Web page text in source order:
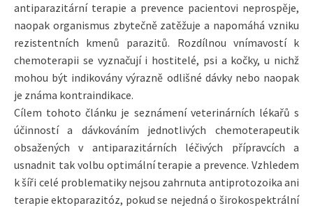
antiparazitární terapie a prevence pacientovi neprospěje,
naopak organismus zbytečně zatěžuje a napomáhá vzniku
rezistentních kmenů parazitů. Rozdílnou vnímavostí k
chemoterapii se vyznačují i hostitelé, psi a kočky, u nichž
mohou být indikovány výrazně odlišné dávky nebo naopak
je známa kontraindikace.
Cílem tohoto článku je seznámení veterinárních lékařů s
účinností a dávkováním jednotlivých chemoterapeutik
obsažených v antiparazitárních léčivých přípravcích a
usnadnit tak volbu optimální terapie a prevence. Vzhledem
k šíři celé problematiky nejsou zahrnuta antiprotozoika ani
terapie ektoparazitóz, pokud se nejedná o širokospektrální